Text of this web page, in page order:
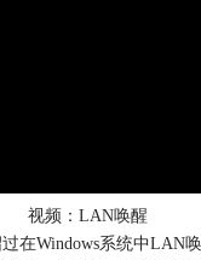
视频：LAN唤醒
在Windows系统中LAN